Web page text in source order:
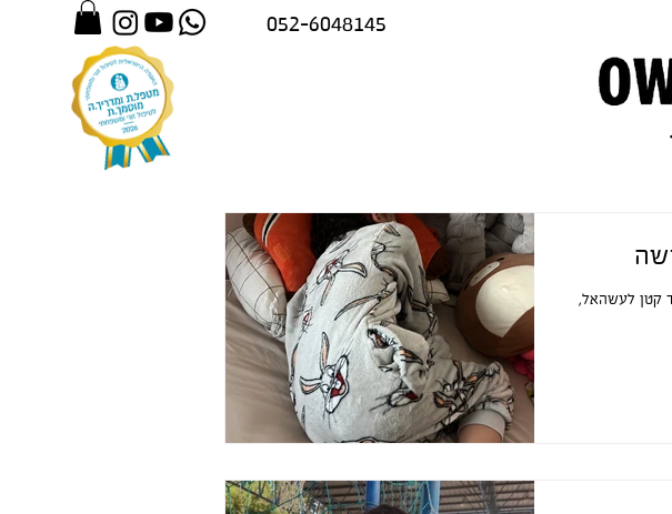
052-6048145
קטן לעשהאל,